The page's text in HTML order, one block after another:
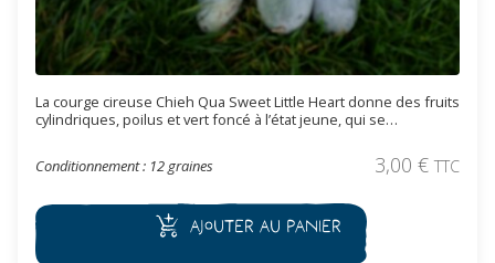
La courge cireuse Chieh Qua Sweet Little Heart donne des fruits
cylindriques, poilus et vert foncé à l’état jeune, qui se
Conditionnement : 12 graines 3,00 € TTC
Ajouter au panier